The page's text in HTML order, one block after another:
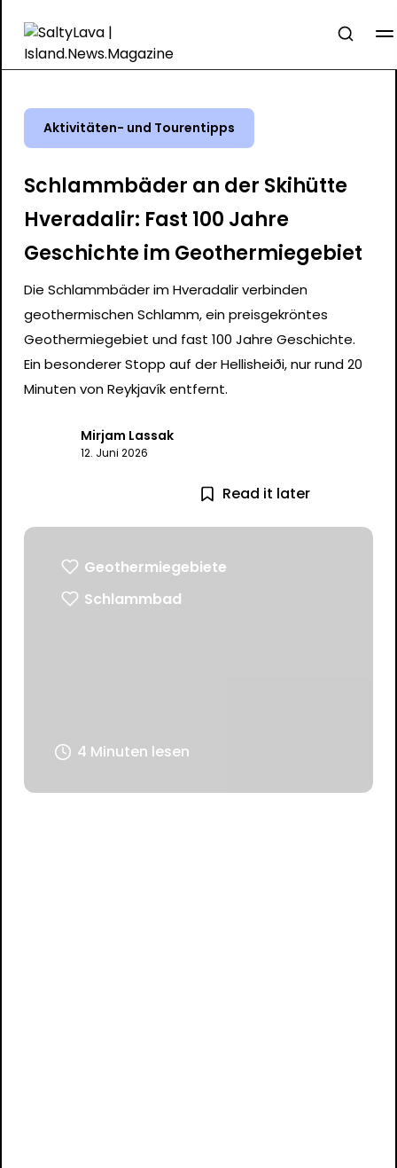
Aktivitäten- und Tourentipps
Schlammbäder an der Skihütte
Hveradalir: Fast 100 Jahre
Geschichte im Geothermiegebiet
Die Schlammbäder im Hveradalir verbinden
geothermischen Schlamm, ein preisgekröntes
Geothermiegebiet und fast 100 Jahre Geschichte.
Ein besonderer Stopp auf der Hellisheiði, nur rund 20
Minuten von Reykjavík entfernt.
Mirjam Lassak
12. Juni 2026
Read it later
Geothermiegebiete
Schlammbad
4 Minuten lesen